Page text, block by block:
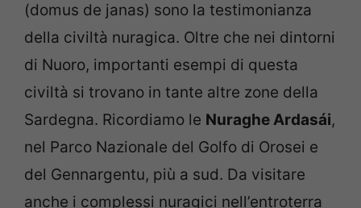
(domus de janas) sono la testimonianza
della civiltà nuragica. Oltre che nei dintorni
di Nuoro, importanti esempi di questa
civiltà si trovano in tante altre zone della
Sardegna. Ricordiamo le Nuraghe Ardasái,
nel Parco Nazionale del Golfo di Orosei e
del Gennargentu, più a sud. Da visitare
anche i complessi nuragici nell’entroterra